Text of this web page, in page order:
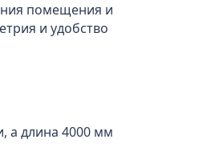
помещения и
и удобство
а длина 4000 мм